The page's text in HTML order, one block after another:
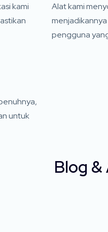
kami
Alat kami
pengguna
untuk
Blog